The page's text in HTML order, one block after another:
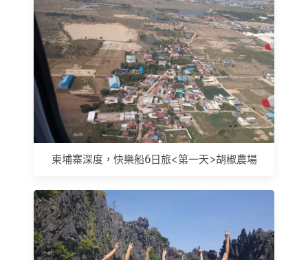
柬埔寨深度，快樂船6日旅<第一天>胡椒農場